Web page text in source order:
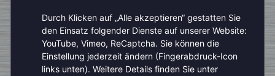
Durch Klicken auf „Alle akzeptieren“ gestatten Sie
den Einsatz folgender Dienste auf unserer Website:
YouTube, Vimeo, ReCaptcha. Sie können die
Einstellung jederzeit ändern (Fingerabdruck-Icon
links unten). Weitere Details finden Sie unter
Aufgrund der Urlaubszeit kann es aktuell zu verlängerten